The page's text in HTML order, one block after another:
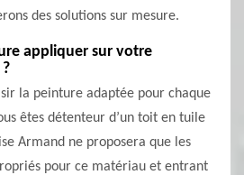
des solutions sur mesure.
appliquer sur votre
la peinture adaptée pour chaque
êtes détenteur d’un toit en tuile
Armand ne proposera que les
pour ce matériau et entrant